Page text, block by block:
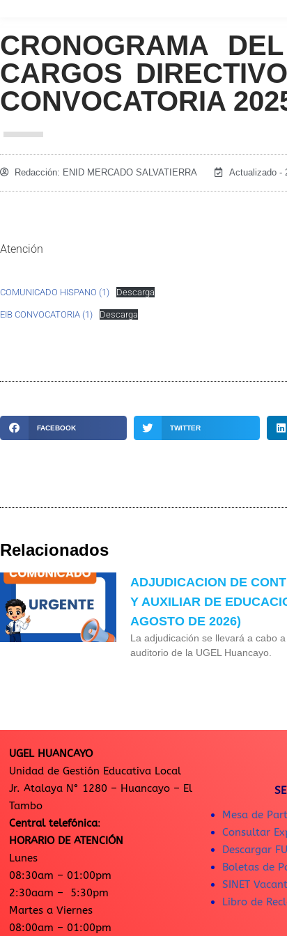
CRONOGRAMA
CARGOS
CONVOCATORIA
Redacción: ENID MERCADO SALVATIERRA Actualizado -
Atención
COMUNICADO HISPANO (1) Descarga
EIB CONVOCATORIA (1) Descarga
FACEBOOK TWITTER
Relacionados
ADJUDICACION DE
Y AUXILIAR DE
AGOSTO DE 2026)
La adjudicación se llevará a cabo
auditorio de la UGEL Huancayo.
UGEL HUANCAYO
Unidad de Gestión Educativa Local
Jr. Atalaya N° 1280 – Huancayo – El
Tambo
Central telefónica:
HORARIO DE ATENCIÓN
Lunes
08:30am – 01:00pm
2:30aam – 5:30pm
Martes a Viernes
08:00am – 01:00pm
Mesa de
Consultar
Descargar
Boletas de
SINET
Libro de